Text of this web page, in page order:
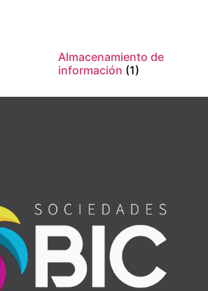
Almacenamiento de
información (1)